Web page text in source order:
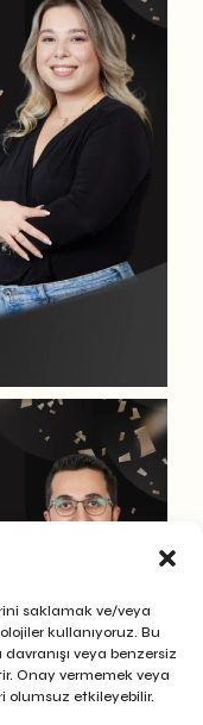
saklamak ve/veya
kullanıyoruz. Bu
veya benzersiz
Onay vermemek veya
olumsuz etkileyebilir.